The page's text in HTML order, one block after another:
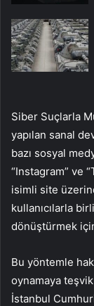
Siber Suçlarla
yapılan sanal
bazı sosyal
“Instagram” ve
isimli site
kullanıcılarla
dönüştürmek
Bu yöntemle
oynamaya
İstanbul